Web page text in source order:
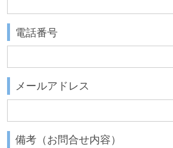
電話番号
メールアドレス
備考（お問合せ内容）